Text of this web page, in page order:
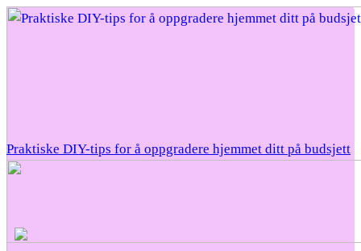
Praktiske DIY-tips for å oppgradere hjemmet ditt på budsjett